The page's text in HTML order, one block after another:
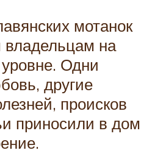
мотанок
владельцам на
Одни
другие
происков
приносили в дом